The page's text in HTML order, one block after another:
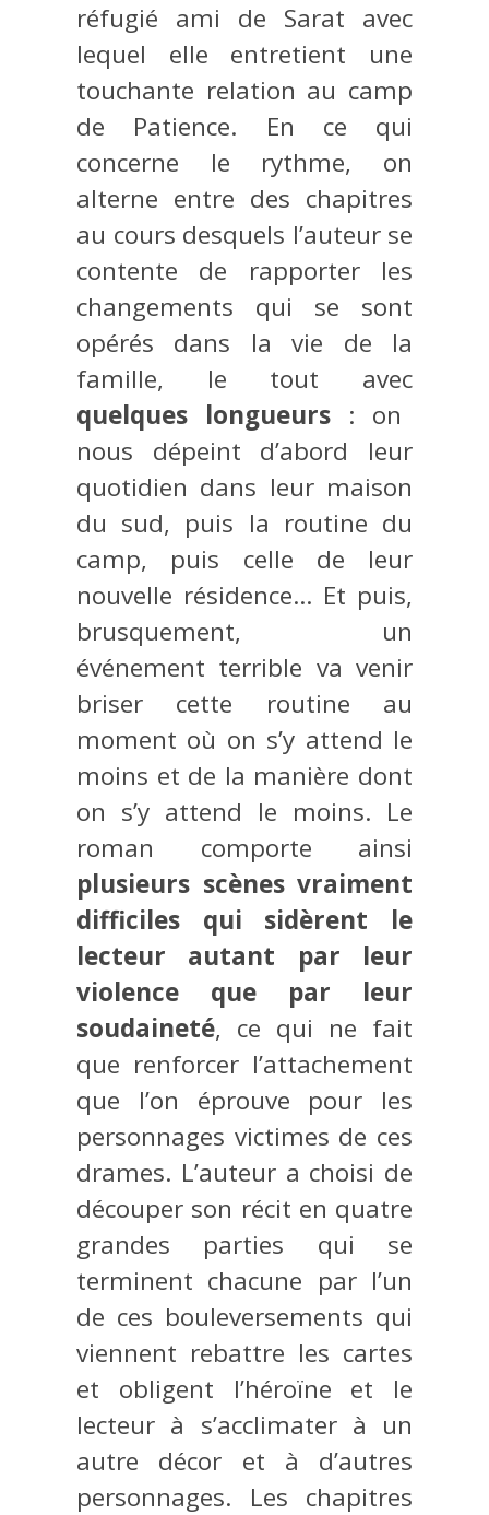
réfugié ami de Sarat avec
lequel elle entretient une
touchante relation au camp
de Patience. En ce qui
concerne le rythme, on
alterne entre des chapitres
au cours desquels l’auteur se
contente de rapporter les
changements qui se sont
opérés dans la vie de la
famille, le tout avec
quelques longueurs : on
nous dépeint d’abord leur
quotidien dans leur maison
du sud, puis la routine du
camp, puis celle de leur
nouvelle résidence… Et puis,
brusquement, un
événement terrible va venir
briser cette routine au
moment où on s’y attend le
moins et de la manière dont
on s’y attend le moins. Le
roman comporte ainsi
plusieurs scènes vraiment
difficiles qui sidèrent le
lecteur autant par leur
violence que par leur
soudaineté, ce qui ne fait
que renforcer l’attachement
que l’on éprouve pour les
personnages victimes de ces
drames. L’auteur a choisi de
découper son récit en quatre
grandes parties qui se
terminent chacune par l’un
de ces bouleversements qui
viennent rebattre les cartes
et obligent l’héroïne et le
lecteur à s’acclimater à un
autre décor et à d’autres
personnages. Les chapitres